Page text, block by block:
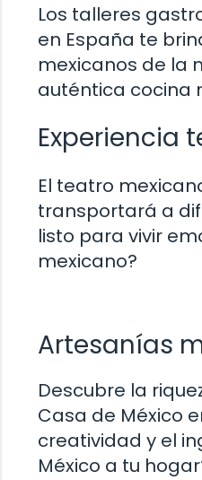
Los talleres
en España te
mexicanos de la
auténtica cocina
Experiencia
El teatro
transportará a
listo para vivir
mexicano?
Artesanías
Descubre la
Casa de México
creatividad y el
México a tu